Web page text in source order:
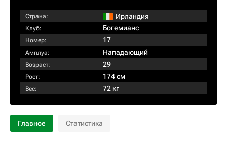
Страна: Ирландия
Клуб: Богемианс
Номер: 17
Амплуа: Нападающий
Возраст: 29
Рост: 174 см
Вес: 72 кг
Главное Статистика